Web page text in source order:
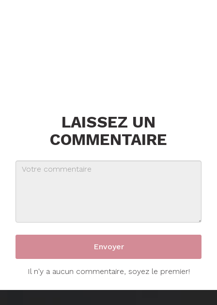
LAISSEZ UN
COMMENTAIRE
Il n'y a aucun commentaire, soyez le premier!